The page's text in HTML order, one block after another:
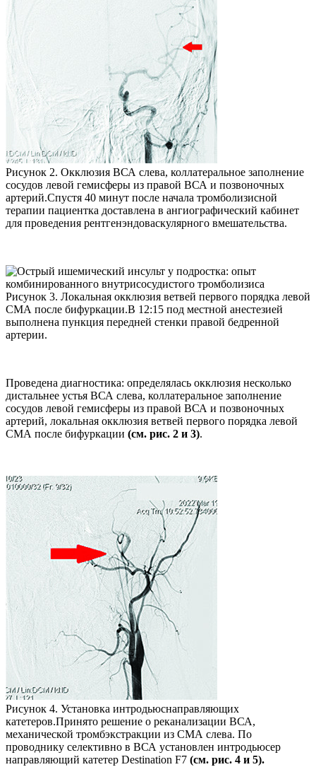
Рисунок 2. Окклюзия ВСА слева, коллатеральное заполнение
сосудов левой гемисферы из правой ВСА и позвоночных
артерий.Спустя 40 минут после начала тромболизисной
терапии пациентка доставлена в ангиографический кабинет
для проведения рентгенэндоваскулярного вмешательства.
Рисунок 3. Локальная окклюзия ветвей первого порядка левой
СМА после бифуркации.В 12:15 под местной анестезией
выполнена пункция передней стенки правой бедренной
артерии.
Проведена диагностика: определялась окклюзия несколько
дистальнее устья ВСА слева, коллатеральное заполнение
сосудов левой гемисферы из правой ВСА и позвоночных
артерий, локальная окклюзия ветвей первого порядка левой
СМА после бифуркации (см. рис. 2 и 3).
Рисунок 4. Установка интродьюснаправляющих
катетеров.Принято решение о реканализации ВСА,
механической тромбэкстракции из СМА слева. По
проводнику селективно в ВСА установлен интродьюсер
направляющий катетер Destination F7 (см. рис. 4 и 5).